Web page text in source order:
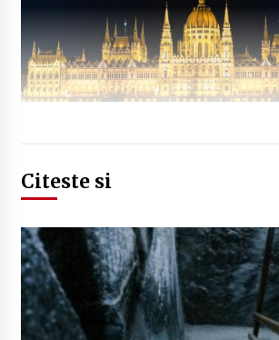
Citeste si